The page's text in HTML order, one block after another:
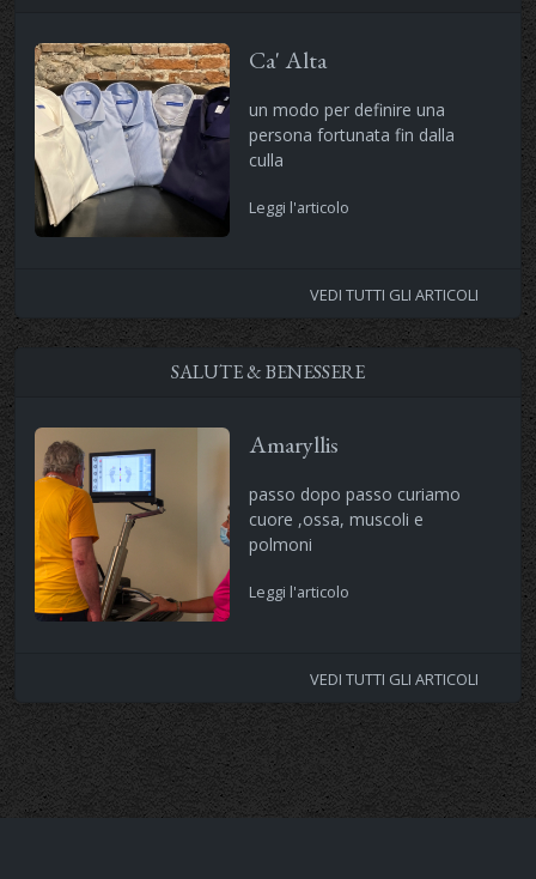
Ca' Alta
un modo per definire una
persona fortunata fin dalla
culla
Leggi l'articolo
VEDI TUTTI GLI ARTICOLI
SALUTE & BENESSERE
Amaryllis
passo dopo passo curiamo
cuore ,ossa, muscoli e
polmoni
Leggi l'articolo
VEDI TUTTI GLI ARTICOLI